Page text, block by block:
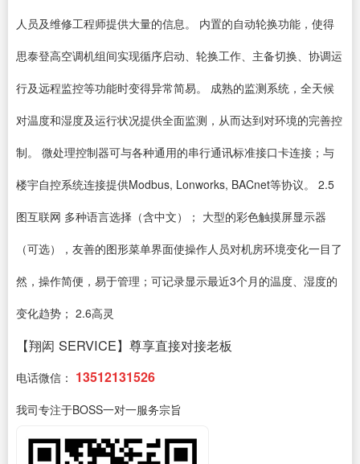
人员及维修工程师提供大量的信息。 内置的自动轮换功能，使得
思泰登高空调机组间实现循序启动、轮换工作、主备切换、协调运
行及远程监控等功能时变得异常简易。 成熟的监测系统，全天候
对温度和湿度及运行状况提供全面监测，从而达到对环境的完善控
制。 微处理控制器可与各种通用的串行通讯标准接口卡连接；与
楼宇自控系统连接提供Modbus, Lonworks, BACnet等协议。 2.5
图互联网 多种语言选择（含中文）； 大型的彩色触摸屏显示器
（可选），友善的图形菜单界面使操作人员对机房环境变化一目了
然，操作简便，易于管理；可记录显示最近3个月的温度、湿度的
变化趋势； 2.6高灵
【翔闳 SERVICE】尊享直接对接老板
电话微信： 13512131526
我司专注于BOSS一对一服务宗旨